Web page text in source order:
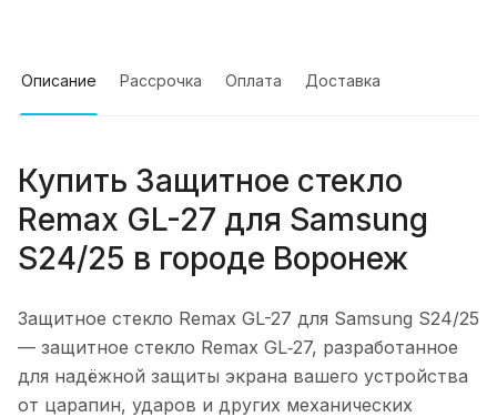
Описание Рассрочка Оплата Доставка
Купить Защитное стекло
Remax GL-27 для Samsung
S24/25 в городе Воронеж
Защитное стекло Remax GL-27 для Samsung S24/25
— защитное стекло Remax GL‑27, разработанное
для надёжной защиты экрана вашего устройства
от царапин, ударов и других механических